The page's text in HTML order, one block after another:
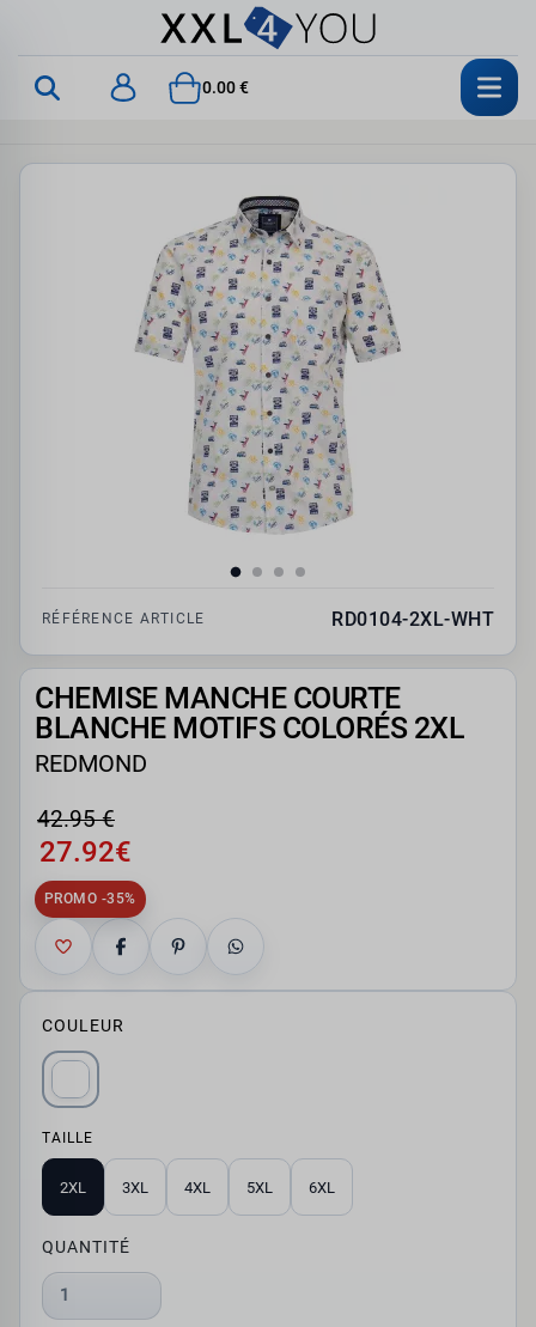
0.00 €
RÉFÉRENCE ARTICLE RD0104-2XL-WHT
CHEMISE MANCHE COURTE
BLANCHE MOTIFS COLORÉS 2XL
REDMOND
42.95 €
27.92€
PROMO -35%
COULEUR
TAILLE
2XL 3XL 4XL 5XL 6XL
QUANTITÉ
1